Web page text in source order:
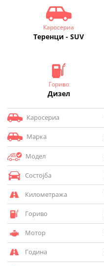
Каросериа
Теренци - SUV
Гориво
Дизел
Каросериа
Марка
Модел
Состојба
Километража
Гориво
Мотор
Година